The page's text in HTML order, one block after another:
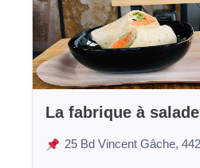
La fabrique à
25 Bd Vincent Gâche,